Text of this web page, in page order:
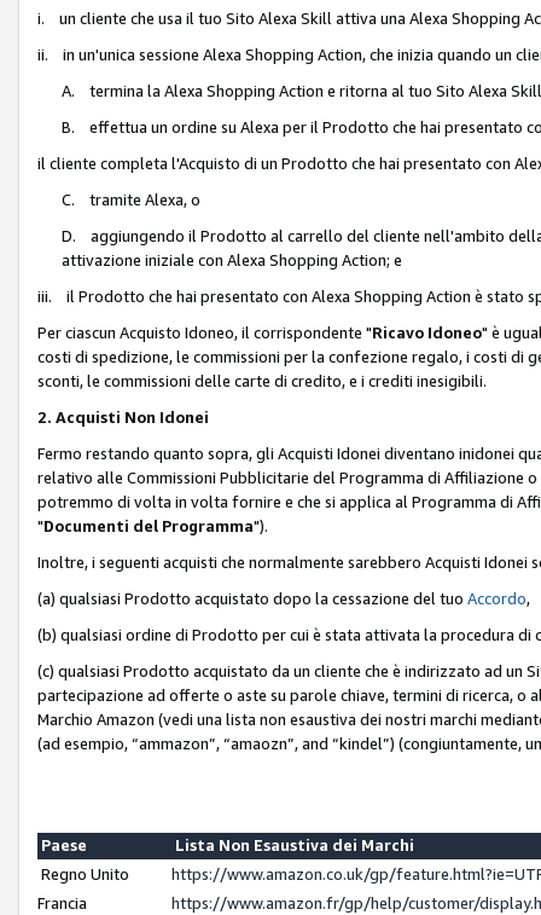
i. un cliente che usa il tuo Sito Alexa Skill attiva una Alexa Shopping
ii. in un'unica sessione Alexa Shopping Action, che inizia quando un
A. termina la Alexa Shopping Action e ritorna al tuo Sito Alexa
B. effettua un ordine su Alexa per il Prodotto che hai presentato
il cliente completa l'Acquisto di un Prodotto che hai presentato con
C. tramite Alexa, o
D. aggiungendo il Prodotto al carrello del cliente nell'ambito
attivazione iniziale con Alexa Shopping Action; e
iii. il Prodotto che hai presentato con Alexa Shopping Action è stato
Per ciascun Acquisto Idoneo, il corrispondente "Ricavo Idoneo" è
costi di spedizione, le commissioni per la confezione regalo, i costi di
sconti, le commissioni delle carte di credito, e i crediti inesigibili.
2. Acquisti Non Idonei
Fermo restando quanto sopra, gli Acquisti Idonei diventano inidonei
relativo alle Commissioni Pubblicitarie del Programma di Affiliazione
potremmo di volta in volta fornire e che si applica al Programma di
"Documenti del Programma").
Inoltre, i seguenti acquisti che normalmente sarebbero Acquisti
(a) qualsiasi Prodotto acquistato dopo la cessazione del tuo Accordo,
(b) qualsiasi ordine di Prodotto per cui è stata attivata la procedura di
(c) qualsiasi Prodotto acquistato da un cliente che è indirizzato ad un
partecipazione ad offerte o aste su parole chiave, termini di ricerca,
Marchio Amazon (vedi una lista non esaustiva dei nostri marchi
(ad esempio, “ammazon”, “amaozn”, and “kindel”) (congiuntamente,
Paese
Lista Non Esaustiva dei Marchi
Regno Unito
https://www.amazon.co.uk/gp/
Francia
https://www.amazon.fr/gp/help/customer/